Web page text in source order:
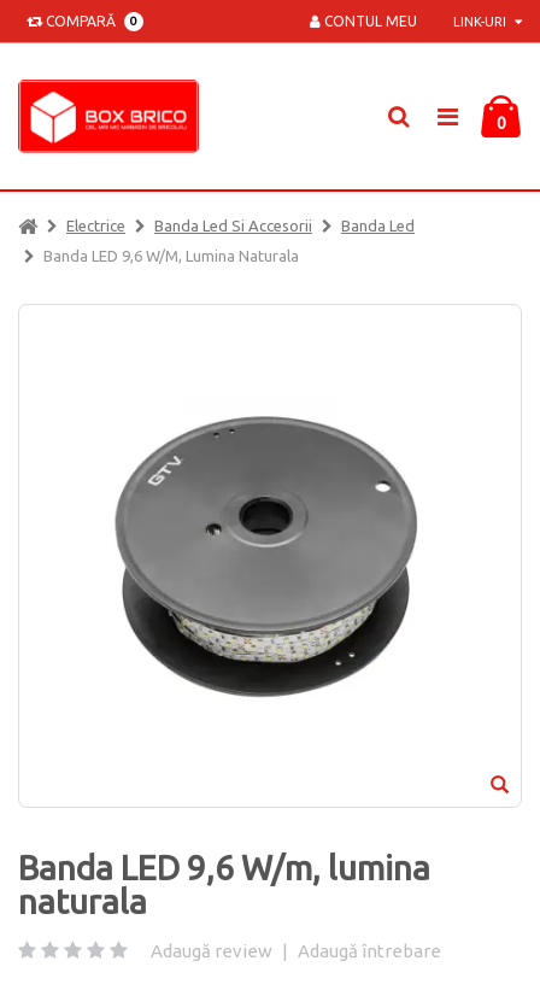
COMPARĂ 0 LINK-URI
CONTUL MEU
0
Electrice Banda Led Si Accesorii
Banda Led
Banda LED 9,6 W/m, Lumina Naturala
Banda LED 9,6 W/m, lumina
naturala
Adaugă review | Adaugă întrebare